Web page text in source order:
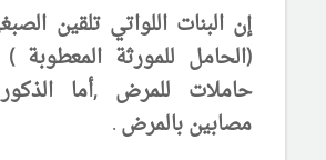
إن البنات اللواتي تلقين
(الحامل للمورثة
حاملات للمرض ,أما
مصابين بالمرض .